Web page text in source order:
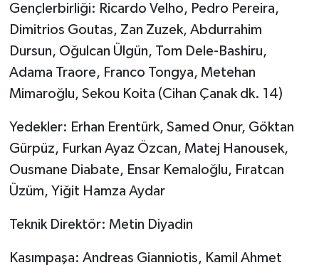
Gençlerbirliği: Ricardo Velho, Pedro Pereira,
Dimitrios Goutas, Zan Zuzek, Abdurrahim
Dursun, Oğulcan Ülgün, Tom Dele-Bashiru,
Adama Traore, Franco Tongya, Metehan
Mimaroğlu, Sekou Koita (Cihan Çanak dk. 14)
Yedekler: Erhan Erentürk, Samed Onur, Göktan
Gürpüz, Furkan Ayaz Özcan, Matej Hanousek,
Ousmane Diabate, Ensar Kemaloğlu, Fıratcan
Üzüm, Yiğit Hamza Aydar
Teknik Direktör: Metin Diyadin
Kasımpaşa: Andreas Gianniotis, Kamil Ahmet
Turizm
ÜLKE GÜNDEMİ
YEREL
Yerel Haberler